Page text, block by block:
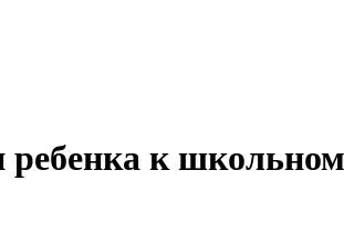
ребенка к